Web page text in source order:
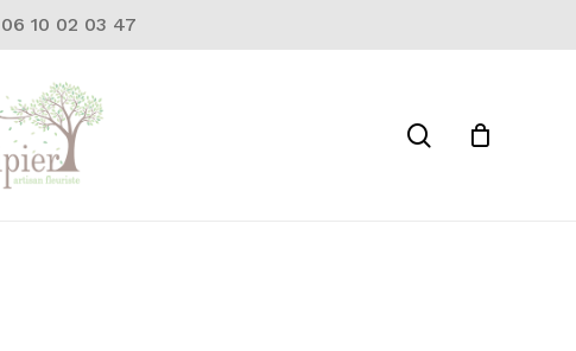
10 02 03 47
search
Close